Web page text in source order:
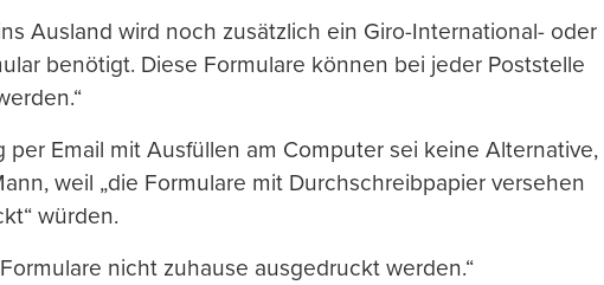
Ausland wird noch zusätzlich ein Giro-International- oder
benötigt. Diese Formulare können bei jeder Poststelle
per Email mit Ausfüllen am Computer sei keine Alternative,
weil „die Formulare mit Durchschreibpapier versehen
würden.
nicht zuhause ausgedruckt werden.“